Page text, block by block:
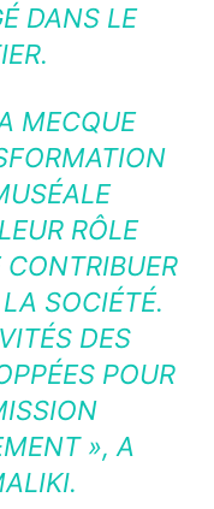
DANS LE
MECQUE
RÔLE
SOCIÉTÉ.
DES
POUR
», A